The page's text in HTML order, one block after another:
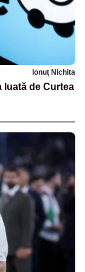
Ionuț Nichita
luată de Curtea